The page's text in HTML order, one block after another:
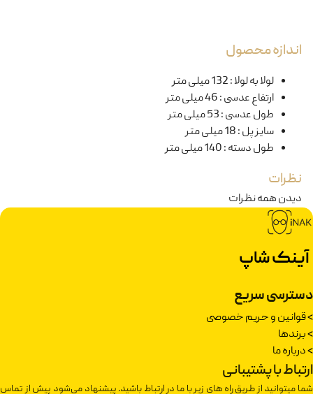
اندازه محصول
لولا به لولا:132 میلی متر
ارتفاع عدسی:46 میلی متر
طول عدسی:53 میلی متر
سایز پل:18 میلی متر
طول دسته:140 میلی متر
نظرات
دیدن همه نظرات
آینک شاپ
دسترسی سریع
>قوانین و حریم خصوصی
>برندها
>درباره ما
ارتباط با پشتیبانی
شما میتوانید از طریق راه های زیر با ما در ارتباط باشید. پیشنهاد می‌شود پیش از تماس